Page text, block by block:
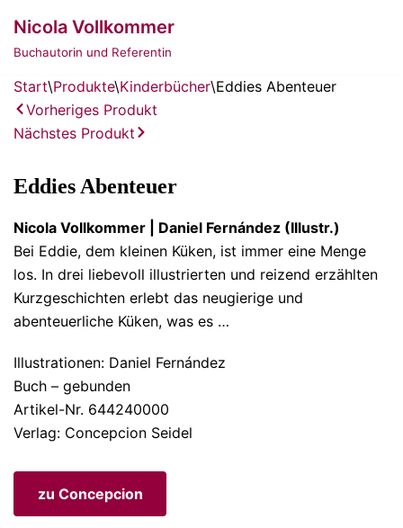
Zum
Inhalt
Nicola Vollkommer
Buchautorin und Referentin
Start\Produkte\Kinderbücher\Eddies Abenteuer
Vorheriges Produkt
Nächstes Produkt
Eddies Abenteuer
Nicola Vollkommer | Daniel Fernández (Illustr.)
Bei Eddie, dem kleinen Küken, ist immer eine Menge
los. In drei liebevoll illustrierten und reizend erzählten
Kurzgeschichten erlebt das neugierige und
abenteuerliche Küken, was es …
Illustrationen: Daniel Fernández
Buch – gebunden
Artikel-Nr. 644240000
Verlag: Concepcion Seidel
zu Concepcion